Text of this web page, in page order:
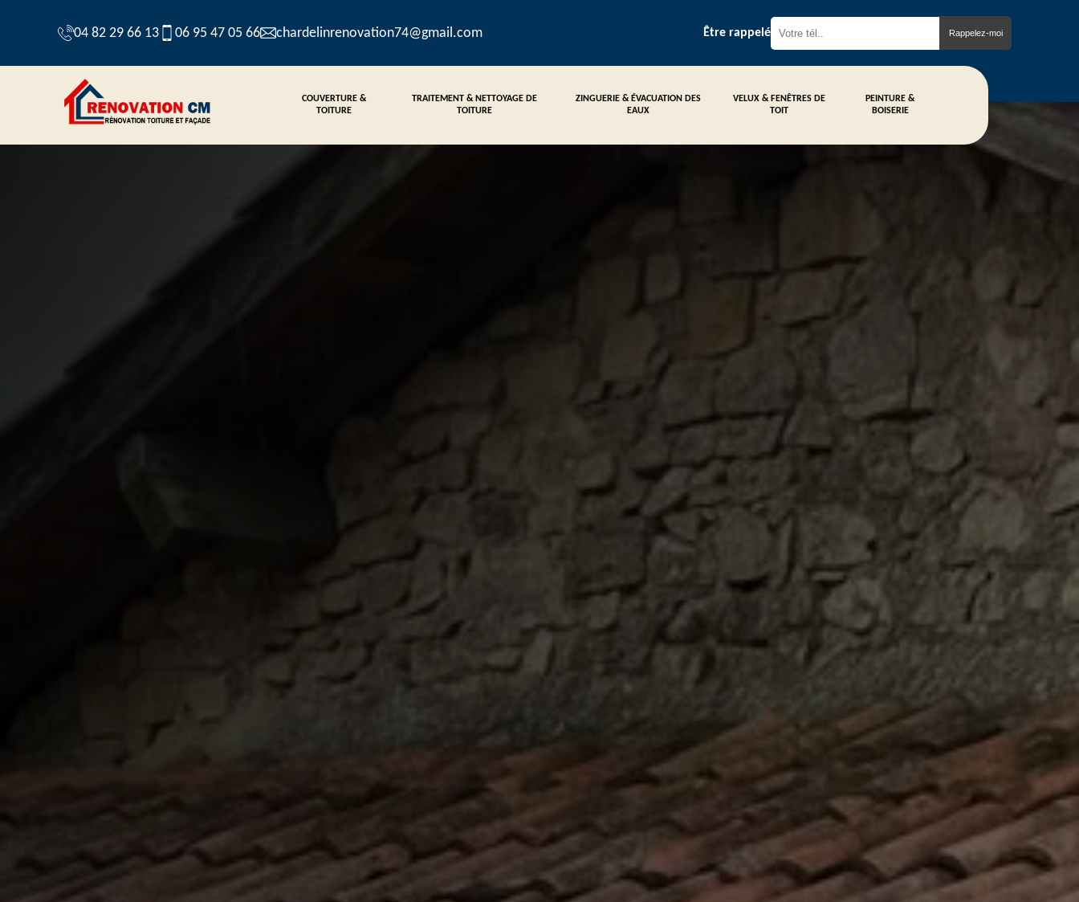
04 82 29 66 13 06 95 47 05 66 chardelinrenovation74@gmail.com Être rappelé
COUVERTURE &
TOITURE
TRAITEMENT & NETTOYAGE DE
TOITURE
ZINGUERIE & ÉVACUATION DES
EAUX
VELUX & FENÊTRES DE
TOIT
PEINTURE &
BOISERIE